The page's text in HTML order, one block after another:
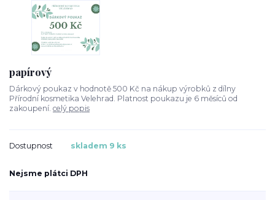
papírový
Dárkový poukaz v hodnotě 500 Kč na nákup výrobků z dílny
Přírodní kosmetika Velehrad. Platnost poukazu je 6 měsíců od
zakoupení. celý popis
Dostupnost skladem 9 ks
Nejsme plátci DPH